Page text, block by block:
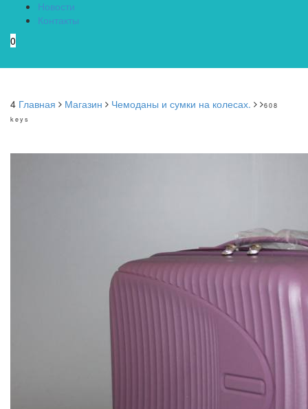
Новости
Контакты
0
4 Главная Магазин Чемоданы и сумки на колесах.
608
keys